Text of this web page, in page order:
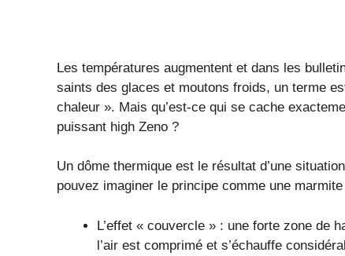
Les températures augmentent et dans les
saints des glaces et moutons froids, un terme
chaleur ». Mais qu’est-ce qui se cache
puissant high Zeno ?
Un dôme thermique est le résultat d’une
pouvez imaginer le principe comme une
L’effet « couvercle » : une forte zone de
l’air est comprimé et s’échauffe